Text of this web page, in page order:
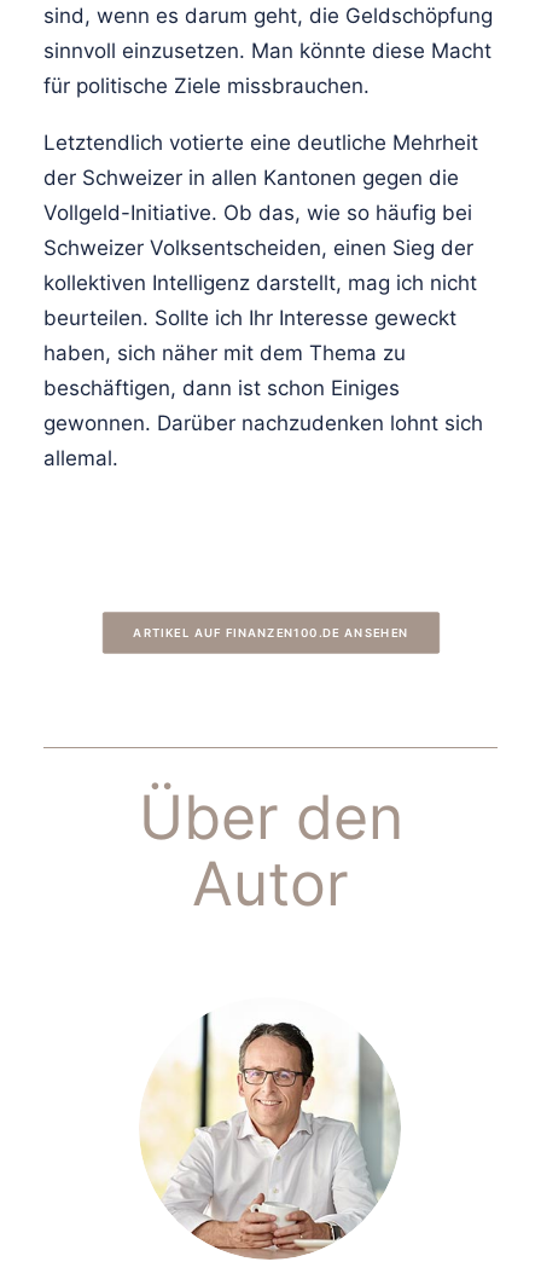
sind, wenn es darum geht, die Geldschöpfung
sinnvoll einzusetzen. Man könnte diese Macht
für politische Ziele missbrauchen.
Letztendlich votierte eine deutliche Mehrheit
der Schweizer in allen Kantonen gegen die
Vollgeld-Initiative. Ob das, wie so häufig bei
Schweizer Volksentscheiden, einen Sieg der
kollektiven Intelligenz darstellt, mag ich nicht
beurteilen. Sollte ich Ihr Interesse geweckt
haben, sich näher mit dem Thema zu
beschäftigen, dann ist schon Einiges
gewonnen. Darüber nachzudenken lohnt sich
allemal.
ARTIKEL AUF FINANZEN100.DE ANSEHEN
Über den
Autor